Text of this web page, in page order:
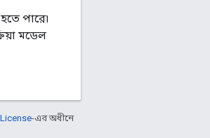
পারে৷
মডেল
-এর অধীনে